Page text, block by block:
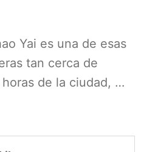
Yai es una de esas
tan cerca de
de la ciudad, …